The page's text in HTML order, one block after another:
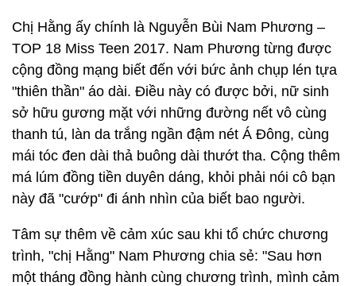
Chị Hằng ấy chính là Nguyễn Bùi Nam Phương –
TOP 18 Miss Teen 2017. Nam Phương từng được
cộng đồng mạng biết đến với bức ảnh chụp lén tựa
"thiên thần" áo dài. Điều này có được bởi, nữ sinh
sở hữu gương mặt với những đường nết vô cùng
thanh tú, làn da trắng ngần đậm nét Á Đông, cùng
mái tóc đen dài thả buông dài thướt tha. Cộng thêm
má lúm đồng tiền duyên dáng, khỏi phải nói cô bạn
này đã "cướp" đi ánh nhìn của biết bao người.
Tâm sự thêm về cảm xúc sau khi tổ chức chương
trình, "chị Hằng" Nam Phương chia sẻ: "Sau hơn
một tháng đồng hành cùng chương trình, mình cảm